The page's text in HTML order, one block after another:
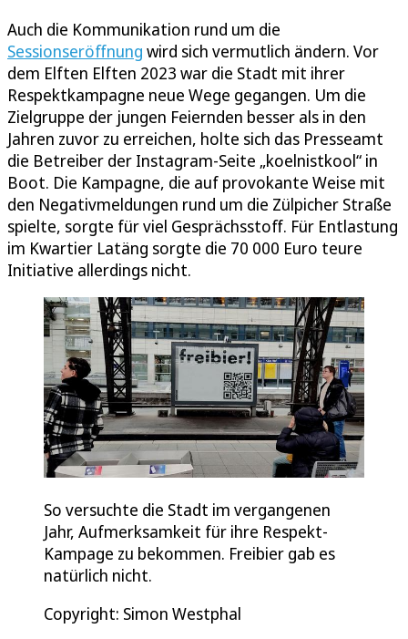
Auch die Kommunikation rund um die
Sessionseröffnung wird sich vermutlich ändern. Vor
dem Elften Elften 2023 war die Stadt mit ihrer
Respektkampagne neue Wege gegangen. Um die
Zielgruppe der jungen Feiernden besser als in den
Jahren zuvor zu erreichen, holte sich das Presseamt
die Betreiber der Instagram-Seite „koelnistkool“ in
Boot. Die Kampagne, die auf provokante Weise mit
den Negativmeldungen rund um die Zülpicher Straße
spielte, sorgte für viel Gesprächsstoff. Für Entlastung
im Kwartier Latäng sorgte die 70 000 Euro teure
Initiative allerdings nicht.
So versuchte die Stadt im vergangenen
Jahr, Aufmerksamkeit für ihre Respekt-
Kampage zu bekommen. Freibier gab es
natürlich nicht.
Copyright: Simon Westphal